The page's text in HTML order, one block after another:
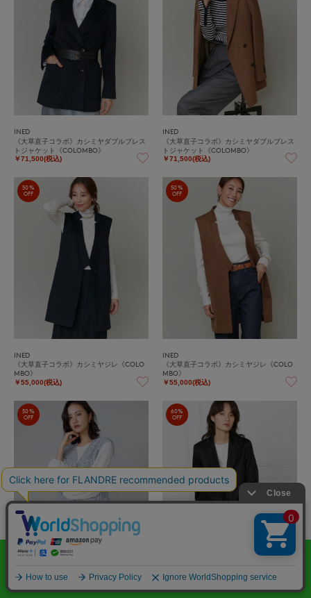
INED
《大草直子コラボ》カシミヤダブルブレス
トジャケット《COLOMBO》
￥71,500(税込)
INED
《大草直子コラボ》カシミヤダブルブレス
トジャケット《COLOMBO》
￥71,500(税込)
50%
OFF
INED
《大草直子コラボ》カシミヤジレ《COLO
MBO》
￥55,000(税込)
50%
OFF
INED
《大草直子コラボ》カシミヤジレ《COLO
MBO》
￥55,000(税込)
50%
OFF
Le Souk
60%
OFF
INED